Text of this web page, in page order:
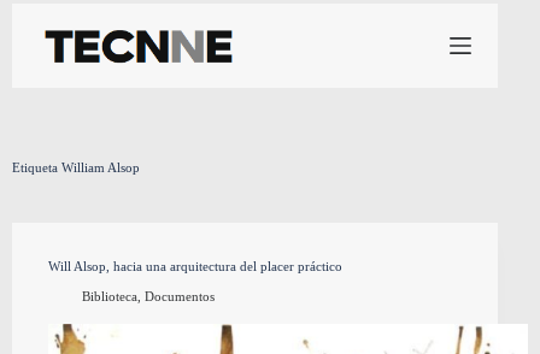
contenido
Etiqueta William Alsop
Will Alsop, hacia una arquitectura del placer práctico
Biblioteca, Documentos